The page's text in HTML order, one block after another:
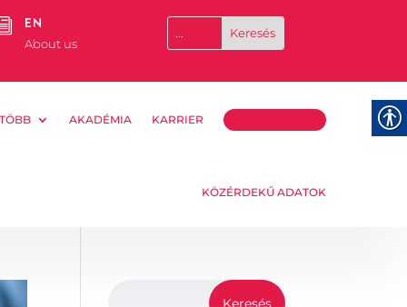
EN
About us
AKADÉMIA KARRIER
KÖZÉRDEKŰ ADATOK